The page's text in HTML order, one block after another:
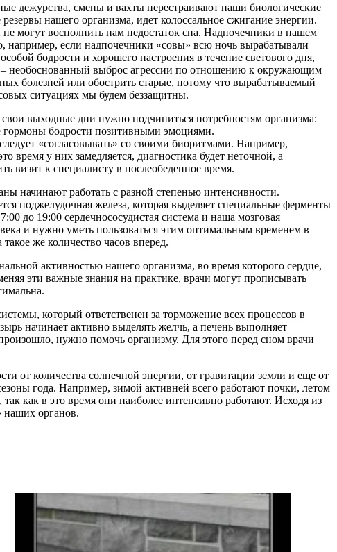
дежурства, смены и вахты перестраивают наши биологические
нашего организма, идет колоссальное сжигание энергии.
могут восполнить нам недостаток сна. Надпочечники в нашем
например, если надпочечники «совы» всю ночь вырабатывали
бодрости и хорошего настроения в течение светового дня,
– необоснованный выброс агрессии по отношению к окружающим
болезней или обострить старые, потому что вырабатываемый
ситуациях мы будем беззащитны.
выходные дни нужно подчиниться потребностям организма:
гормоны бодрости позитивными эмоциями.
«согласовывать» со своими биоритмами. Например,
время у них замедляется, диагностика будет неточной, а
визит к специалисту в послеобеденное время.
начинают работать с разной степенью интенсивности.
поджелудочная железа, которая выделяет специальные ферменты
до 19:00 сердечнососудистая система и наша мозговая
и нужно уметь пользоваться этим оптимальным временем в
же количество часов вперед.
активностью нашего организма, во время которого сердце,
эти важные знания на практике, врачи могут прописывать
который ответственен за торможение всех процессов в
начинает активно выделять желчь, а печень выполняет
нужно помочь организму. Для этого перед сном врачи
от количества солнечной энергии, от гравитации земли и еще от
года. Например, зимой активней всего работают почки, летом
как в это время они наиболее интенсивно работают. Исходя из
наших органов.